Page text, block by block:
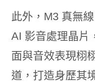
此外，M3 真無
AI 影音處理晶片
面與音效表現栩
道，打造身歷其